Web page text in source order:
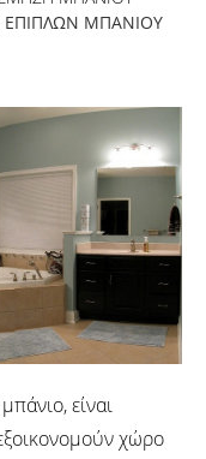
ΜΠΆΝΙΟΥ
είναι
χώρο